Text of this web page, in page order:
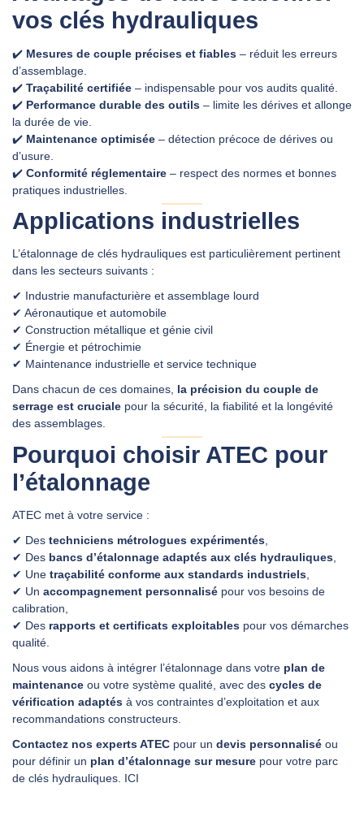
vos clés hydrauliques
✔️ Mesures de couple précises et fiables – réduit les erreurs
d’assemblage.
✔️ Traçabilité certifiée – indispensable pour vos audits qualité.
✔️ Performance durable des outils – limite les dérives et allonge
la durée de vie.
✔️ Maintenance optimisée – détection précoce de dérives ou
d’usure.
✔️ Conformité réglementaire – respect des normes et bonnes
pratiques industrielles.
Applications industrielles
L’étalonnage de clés hydrauliques est particulièrement pertinent
dans les secteurs suivants :
✔ Industrie manufacturière et assemblage lourd
✔ Aéronautique et automobile
✔ Construction métallique et génie civil
✔ Énergie et pétrochimie
✔ Maintenance industrielle et service technique
Dans chacun de ces domaines, la précision du couple de
serrage est cruciale pour la sécurité, la fiabilité et la longévité
des assemblages.
Pourquoi choisir ATEC pour
l’étalonnage
ATEC met à votre service :
✔ Des techniciens métrologues expérimentés
✔ Des bancs d’étalonnage adaptés aux clés hydrauliques
✔ Une traçabilité conforme aux standards industriels
✔ Un accompagnement personnalisé pour vos besoins de
calibration,
✔ Des rapports et certificats exploitables pour vos démarches
qualité.
Nous vous aidons à intégrer l’étalonnage dans votre plan de
maintenance ou votre système qualité, avec des cycles de
vérification adaptés à vos contraintes d’exploitation et aux
recommandations constructeurs.
Contactez nos experts ATEC pour un devis personnalisé ou
pour définir un plan d’étalonnage sur mesure pour votre parc
de clés hydrauliques. ICI